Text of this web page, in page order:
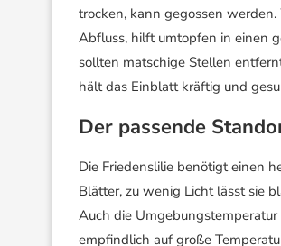
trocken, kann gegossen
Abfluss, hilft umtopfen in einen
sollten matschige Stellen
hält das Einblatt kräftig und
Der passende
Die Friedenslilie benötigt einen
Blätter, zu wenig Licht lässt sie
Auch die
empfindlich auf große